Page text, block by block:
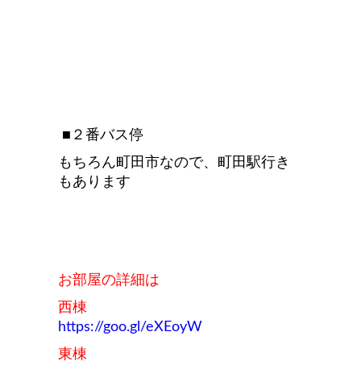
■２番バス停
もちろん町田市なので、町田駅行き
もあります
お部屋の詳細は
西棟
https://goo.gl/eXEoyW
東棟